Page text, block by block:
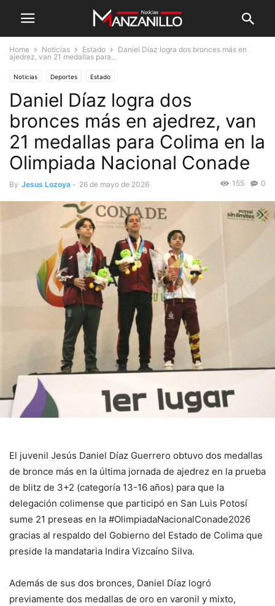
Home Noticias Estado
Daniel Díaz logra dos bronces más en
ajedrez, van 21 medallas para...
Noticias Deportes Estado
Daniel Díaz logra dos
bronces más en ajedrez, van
21 medallas para Colima en la
Olimpiada Nacional Conade
By Jesus Lozoya - 26 de mayo de 2026 0
155
El juvenil Jesús Daniel Díaz Guerrero obtuvo dos medallas
de bronce más en la última jornada de ajedrez en la prueba
de blitz de 3+2 (categoría 13-16 años) para que la
delegación colimense que participó en San Luis Potosí
sume 21 preseas en la #OlimpiadaNacionalConade2026
gracias al respaldo del Gobierno del Estado de Colima que
preside la mandataria Indira Vizcaíno Silva.
Además de sus dos bronces, Daniel Díaz logró
previamente dos medallas de oro en varonil y mixto,